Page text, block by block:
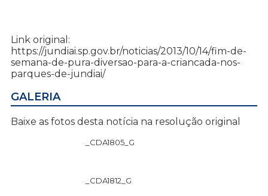
Link original:
https://jundiai.sp.gov.br/noticias/2013/10/14/fim-de-
semana-de-pura-diversao-para-a-criancada-nos-
parques-de-jundiai/
GALERIA
Baixe as fotos desta notícia na resolução original
_CDA1805_G
_CDA1812_G